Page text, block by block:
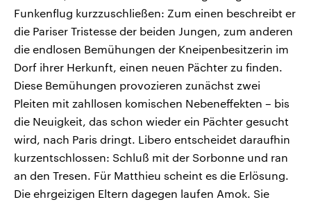
Funkenflug kurzzuschließen: Zum einen beschreibt er
die Pariser Tristesse der beiden Jungen, zum anderen
die endlosen Bemühungen der Kneipenbesitzerin im
Dorf ihrer Herkunft, einen neuen Pächter zu finden.
Diese Bemühungen provozieren zunächst zwei
Pleiten mit zahllosen komischen Nebeneffekten – bis
die Neuigkeit, das schon wieder ein Pächter gesucht
wird, nach Paris dringt. Libero entscheidet daraufhin
kurzentschlossen: Schluß mit der Sorbonne und ran
an den Tresen. Für Matthieu scheint es die Erlösung.
Die ehrgeizigen Eltern dagegen laufen Amok. Sie